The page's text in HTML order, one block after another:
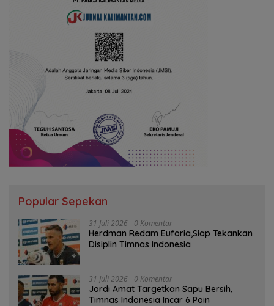
Popular Sepekan
31 Juli 2026 0 Komentar
Herdman Redam Euforia,Siap Tekankan
Disiplin Timnas Indonesia
31 Juli 2026 0 Komentar
Jordi Amat Targetkan Sapu Bersih,
Timnas Indonesia Incar 6 Poin